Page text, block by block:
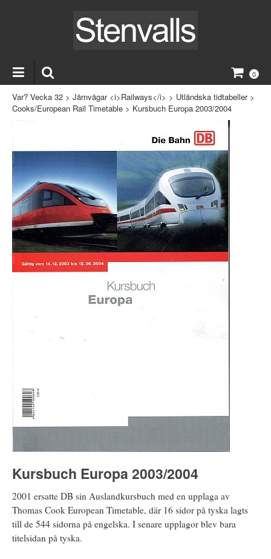
0
Var? Vecka 32 > Järnvägar <i>Railways</i> > Utländska tidtabeller>
Cooks/European Rail Timetable > Kursbuch Europa 2003/2004
Kursbuch Europa 2003/2004
2001 ersatte DB sin Auslandkursbuch med en upplaga av
Thomas Cook European Timetable, där 16 sidor på tyska lagts
till de 544 sidorna på engelska. I senare upplagor blev bara
titelsidan på tyska.